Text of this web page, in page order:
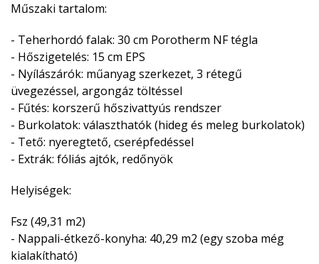
Műszaki tartalom:
- Teherhordó falak: 30 cm Porotherm NF tégla
- Hőszigetelés: 15 cm EPS
- Nyílászárók: műanyag szerkezet, 3 rétegű
üvegezéssel, argongáz töltéssel
- Fűtés: korszerű hőszivattyús rendszer
- Burkolatok: választhatók (hideg és meleg burkolatok)
- Tető: nyeregtető, cserépfedéssel
- Extrák: fóliás ajtók, redőnyök
Helyiségek:
Fsz (49,31 m2)
- Nappali-étkező-konyha: 40,29 m2 (egy szoba még
kialakítható)